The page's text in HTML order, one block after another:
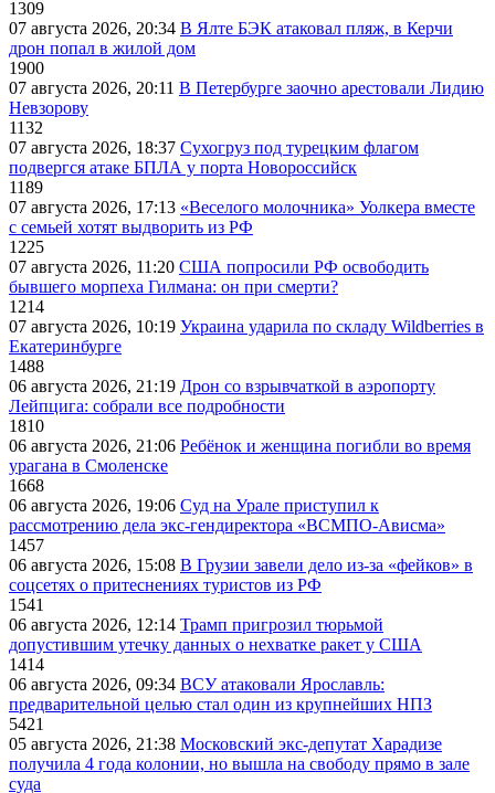
1309
07 августа 2026, 20:34 В Ялте БЭК атаковал пляж, в Керчи
дрон попал в жилой дом
1900
07 августа 2026, 20:11 В Петербурге заочно арестовали Лидию
Невзорову
1132
07 августа 2026, 18:37 Сухогруз под турецким флагом
подвергся атаке БПЛА у порта Новороссийск
1189
07 августа 2026, 17:13 «Веселого молочника» Уолкера вместе
с семьей хотят выдворить из РФ
1225
07 августа 2026, 11:20 США попросили РФ освободить
бывшего морпеха Гилмана: он при смерти?
1214
07 августа 2026, 10:19 Украина ударила по складу Wildberries в
Екатеринбурге
1488
06 августа 2026, 21:19 Дрон со взрывчаткой в аэропорту
Лейпцига: собрали все подробности
1810
06 августа 2026, 21:06 Ребёнок и женщина погибли во время
урагана в Смоленске
1668
06 августа 2026, 19:06 Суд на Урале приступил к
рассмотрению дела экс-гендиректора «ВСМПО-Ависма»
1457
06 августа 2026, 15:08 В Грузии завели дело из-за «фейков» в
соцсетях о притеснениях туристов из РФ
1541
06 августа 2026, 12:14 Трамп пригрозил тюрьмой
допустившим утечку данных о нехватке ракет у США
1414
06 августа 2026, 09:34 ВСУ атаковали Ярославль:
предварительной целью стал один из крупнейших НПЗ
5421
05 августа 2026, 21:38 Московский экс-депутат Харадизе
получила 4 года колонии, но вышла на свободу прямо в зале
суда